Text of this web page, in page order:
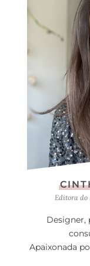
Editora do
Designer,
Apaixonada